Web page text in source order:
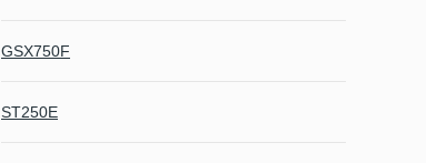
GSX750F
ST250E